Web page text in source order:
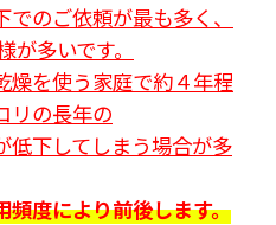
のご依頼が最も多く、
多いです。
燥を使う家庭で約４年程
リの長年の
低下してしまう場合が多
度により前後します。